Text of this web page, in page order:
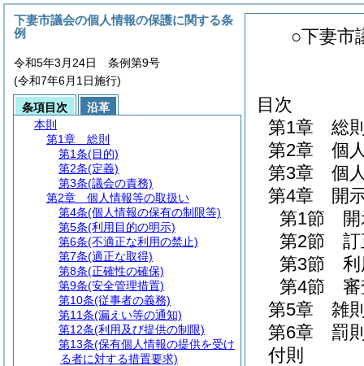
○下妻市
目次
第1章
総
第2章
個
第3章
個
第4章
開
第1節
第2節
第3節
第4節
第5章
雑
第6章
罰
付則
下妻市議会の個人情報の保護に関する条
例
令和5年3月24日 条例第9号
(令和7年6月1日施行)
条項目次
沿革
本則
第1章
総則
第1条(目的)
第2条(定義)
第3条(議会の責務)
第2章
個人情報等の取扱い
第4条(個人情報の保有の制限等)
第5条(利用目的の明示)
第6条(不適正な利用の禁止)
第7条(適正な取得)
第8条(正確性の確保)
第9条(安全管理措置)
第10条(従事者の義務)
第11条(漏えい等の通知)
第12条(利用及び提供の制限)
第13条(保有個人情報の提供を受け
る者に対する措置要求)